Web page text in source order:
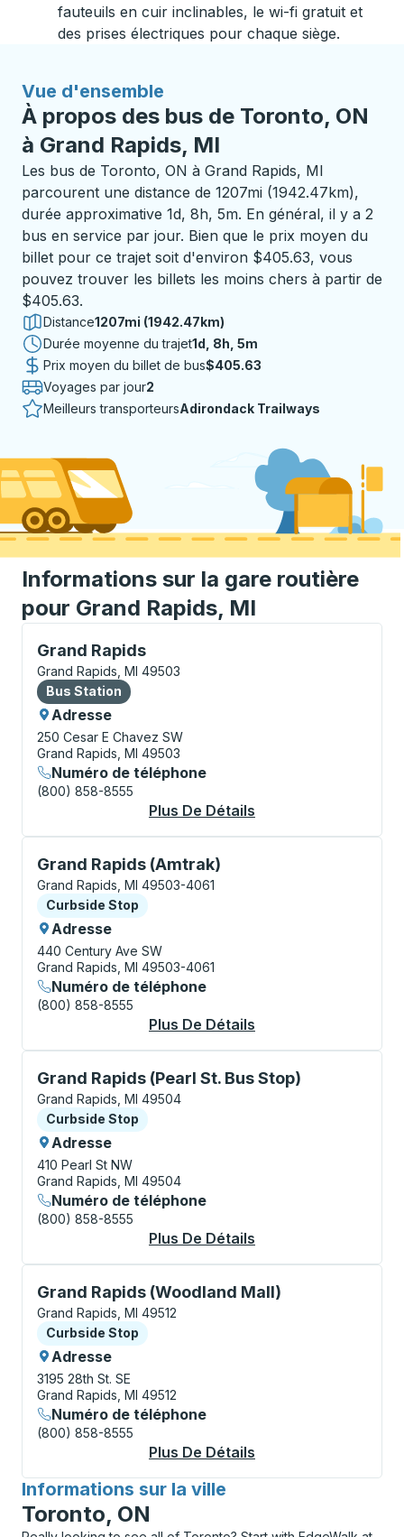
fauteuils en cuir inclinables, le wi-fi gratuit et
des prises électriques pour chaque siège.
Vue d'ensemble
À propos des bus de Toronto, ON
à Grand Rapids, MI
Les bus de Toronto, ON à Grand Rapids, MI
parcourent une distance de 1207mi (1942.47km),
durée approximative 1d, 8h, 5m. En général, il y a 2
bus en service par jour. Bien que le prix moyen du
billet pour ce trajet soit d'environ $405.63, vous
pouvez trouver les billets les moins chers à partir de
$405.63.
Distance1207mi (1942.47km)
Durée moyenne du trajet1 jour 8 heures 5 minutes
1d, 8h, 5m
Prix moyen du billet de bus$405.63
Voyages par jour2
Meilleurs transporteursAdirondack Trailways
Informations sur la gare routière
pour Grand Rapids, MI
Grand Rapids
Bus Station, utilisez les touches fléchées ou la
Grand Rapids, MI 49503
Bus Station
Bus Station
Adresse
250 Cesar E Chavez SW
Grand Rapids, MI 49503
Numéro de téléphone
(800) 858-8555
Plus De Détails
Grand Rapids (Amtrak)
Curbside Stop, utilisez les touches fléchées ou la
Grand Rapids, MI 49503-4061
Curbside Stop
Curbside Stop
Adresse
440 Century Ave SW
Grand Rapids, MI 49503-4061
Numéro de téléphone
(800) 858-8555
Plus De Détails
Grand Rapids (Pearl St. Bus Stop)
Curbside Stop, utilisez les touches fléchées ou la
Grand Rapids, MI 49504
Curbside Stop
Curbside Stop
Adresse
410 Pearl St NW
Grand Rapids, MI 49504
Numéro de téléphone
(800) 858-8555
Plus De Détails
Grand Rapids (Woodland Mall)
Curbside Stop, utilisez les touches fléchées ou la
Grand Rapids, MI 49512
Curbside Stop
Curbside Stop
Adresse
3195 28th St. SE
Grand Rapids, MI 49512
Numéro de téléphone
(800) 858-8555
Plus De Détails
Informations sur la ville
pour
Toronto, ON